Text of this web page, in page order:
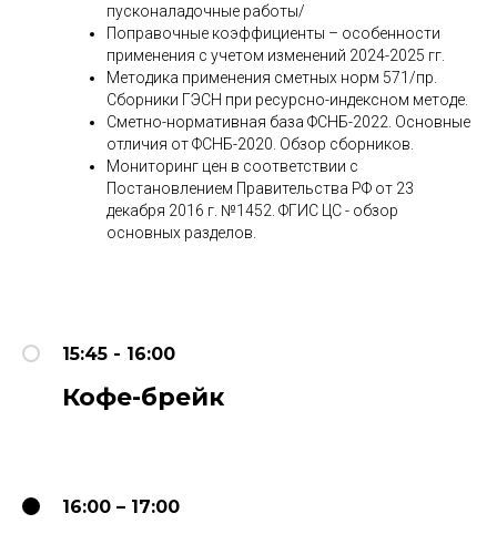
пусконаладочные работы/
Поправочные коэффициенты – особенности
применения с учетом изменений 2024-2025 гг.
Методика применения сметных норм 571/пр.
Сборники ГЭСН при ресурсно-индексном методе.
Сметно-нормативная база ФСНБ-2022. Основные
отличия от ФСНБ-2020. Обзор сборников.
Мониторинг цен в соответствии с
Постановлением Правительства РФ от 23
декабря 2016 г. №1452. ФГИС ЦС - обзор
основных разделов.
15:45 - 16:00
Кофе-брейк
16:00 – 17:00